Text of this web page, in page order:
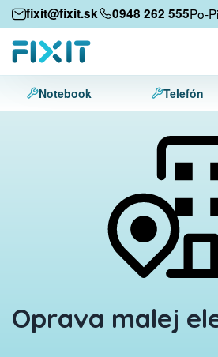
fixit@fixit.sk 0948 262 555Po-
Mobilné zariadenia
Mobilné telefóny
Tablety
Notebook Telefón
Oprava malej